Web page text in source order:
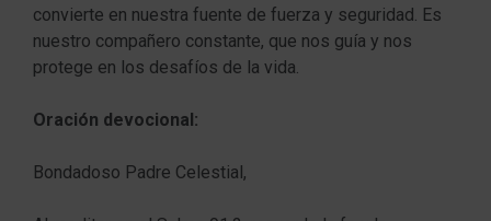
convierte en nuestra fuente de fuerza y seguridad. Es
nuestro compañero constante, que nos guía y nos
protege en los desafíos de la vida.
Oración devocional:
Bondadoso Padre Celestial,